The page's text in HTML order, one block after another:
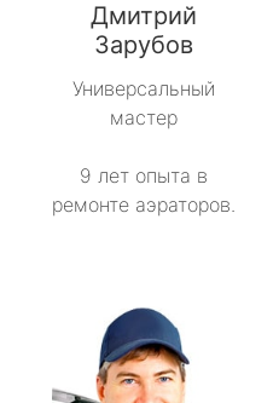
Дмитрий
Зарубов
Универсальный
мастер
9 лет опыта в
ремонте аэраторов.